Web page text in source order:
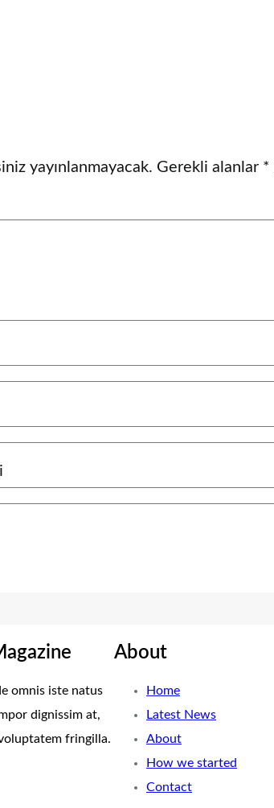
yayınlanmayacak. Gerekli alanlar *
omnis iste natus
dignissim at,
fringilla.
About
Home
Latest News
About
How we started
Contact